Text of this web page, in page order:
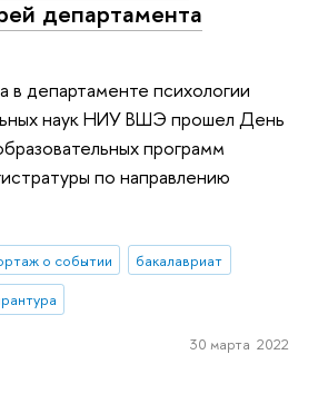
департамента
в департаменте психологии
наук НИУ ВШЭ прошел День
программ
по направлению
о событии
бакалавриат
30 марта 2022